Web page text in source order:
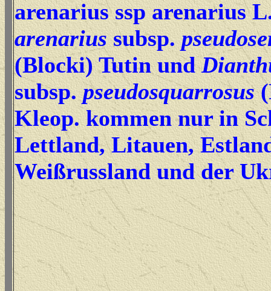
arenarius ssp arenarius
arenariussubsp.
(Blocki) Tutin und
subsp.pseudosquarrosus
Kleop. kommen nur in
Lettland, Litauen,
Weißrussland und der